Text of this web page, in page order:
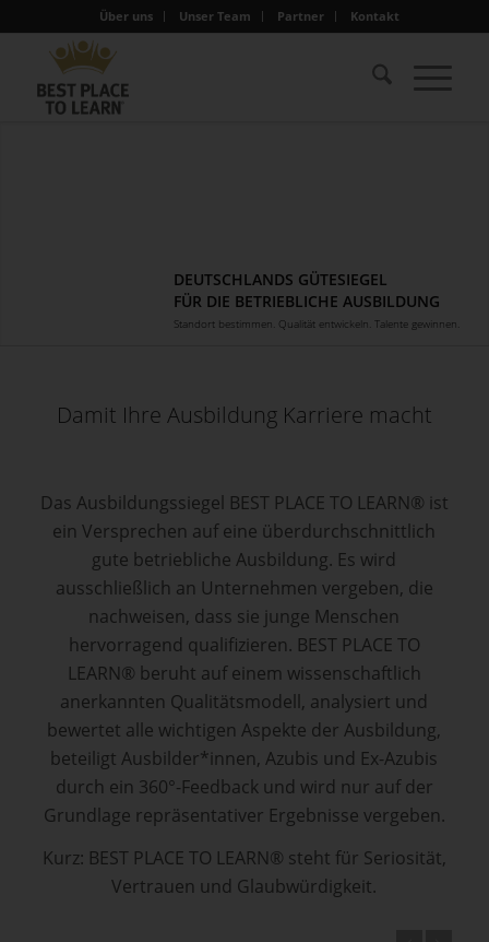
Über uns Unser Team Partner Kontakt
DEUTSCHLANDS GÜTESIEGEL
Standort bestimmen. Qualität entwickeln. Talente gewinnen.
FÜR DIE BETRIEBLICHE AUSBILDUNG
Damit Ihre Ausbildung Karriere macht
Das Ausbildungssiegel BEST PLACE TO LEARN® ist
ein Versprechen auf eine überdurchschnittlich
gute betriebliche Ausbildung. Es wird
ausschließlich an Unternehmen vergeben, die
nachweisen, dass sie junge Menschen
hervorragend qualifizieren. BEST PLACE TO
LEARN® beruht auf einem wissenschaftlich
anerkannten Qualitätsmodell, analysiert und
bewertet alle wichtigen Aspekte der Ausbildung,
beteiligt Ausbilder*innen, Azubis und Ex-Azubis
durch ein 360°-Feedback und wird nur auf der
Grundlage repräsentativer Ergebnisse vergeben.
Kurz: BEST PLACE TO LEARN® steht für Seriosität,
Vertrauen und Glaubwürdigkeit.